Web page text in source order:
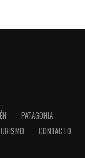
PATAGONIA
CONTACTO